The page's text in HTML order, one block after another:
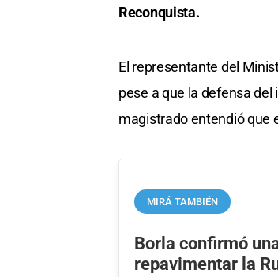
Reconquista.
El representante del
pese a que la defensa
magistrado entendió que
MIRÁ TAMBIÉN
Borla confirmó
repavimentar la